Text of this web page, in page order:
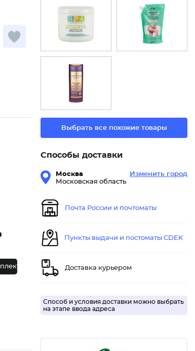
Выбрать все похожие товары
Способы доставки
Москва
Московская область
Изменить город
Почта России и почтоматы
Пункты выдачи и постоматы CDEK
Доставка курьером
Способ и условия доставки можно выбрать
на этапе ввода адреса